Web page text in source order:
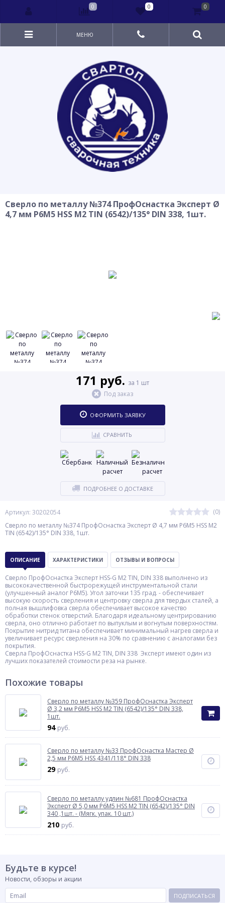
МЕНЮ
Сверло по металлу №374 ПрофОснастка Эксперт Ø
4,7 мм P6M5 HSS M2 TIN (6542)/135° DIN 338, 1шт.
Артикул: 30202054
(0)
Сверло по металлу №374 ПрофОснастка Эксперт Ø 4,7 мм P6M5 HSS M2
TIN (6542)/135° DIN 338, 1шт.
171 руб. за 1 шт
Под заказ
ОФОРМИТЬ ЗАЯВКУ
СРАВНИТЬ
ПОДРОБНЕЕ О ДОСТАВКЕ
ОПИСАНИЕ ХАРАКТЕРИСТИКИ ОТЗЫВЫ И ВОПРОСЫ
Сверло ПрофОснастка Эксперт HSS-G M2 TIN, DIN 338 выполнено из
высококачественной быстрорежущей инструментальной стали
(улучшенный аналог Р6М5). Угол заточки 135 град. - обеспечивает
высокую скорость сверления и центровку сверла для твердых сталей, а
полная вышлифовка сверла обеспечивает высокое качество
обработки стенок отверстий. Благодаря идеальному центрированию
сверла, оно отлично работает по выпуклым и вогнутым поверхностям.
Покрытие нитрид титана обеспечивает минимальный нагрев сверла и
увеличивает ресурс сверления на 30% по сравнению с аналогами без
покрытия.
Сверла ПрофОснастка HSS-G M2 TIN, DIN 338 Эксперт имеют один из
лучших показателей стоимости реза на рынке.
Похожие товары
Сверло по металлу №359 ПрофОснастка Эксперт
Ø 3,2 мм P6M5 HSS M2 TIN (6542)/135° DIN 338,
1шт.
94 руб.
Сверло по металлу №33 ПрофОснастка Мастер Ø
2,5 мм P6M5 HSS 4341/118° DIN 338
29 руб.
Сверло по металлу удлин №681 ПрофОснастка
Эксперт Ø 5,0 мм P6M5 HSS M2 TIN (6542)/135° DIN
340 ,1шт. - (Мягк. упак. 10 шт.)
210 руб.
Будьте в курсе!
Новости, обзоры и акции
ПОДПИСАТЬСЯ
0 0 0